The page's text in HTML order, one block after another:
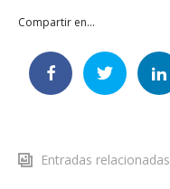
Compartir en...
Entradas relacionadas